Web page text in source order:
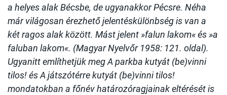
a helyes alak Bécsbe, de ugyanakkor Pécsre. Néha
már világosan érezhető jelentéskülönbség is van a
két ragos alak között. Mást jelent »falun lakom« és »a
faluban lakom«. (Magyar Nyelvőr 1958: 121. oldal).
Ugyanitt említhetjük meg A parkba kutyát (be)vinni
tilos! és A játszótérre kutyát (be)vinni tilos!
mondatokban a főnév határozóragjainak eltérését is